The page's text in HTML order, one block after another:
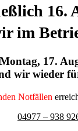
16.
im
17.
wir wieder
Notfällen
04977 – 938